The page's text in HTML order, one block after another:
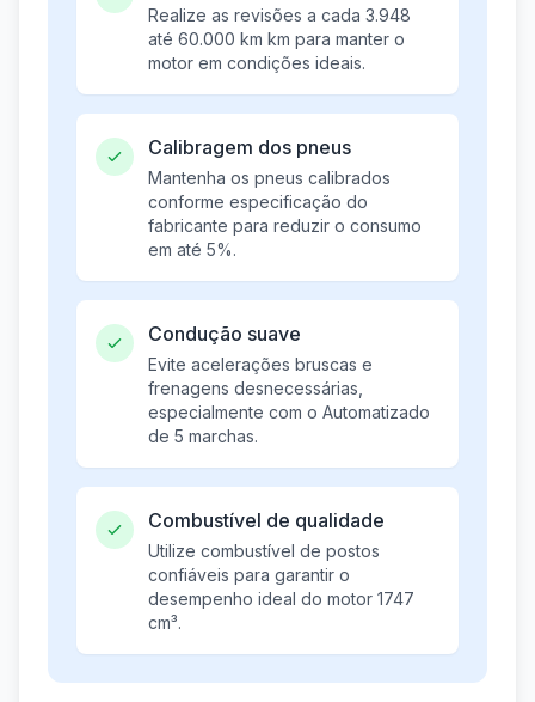
Realize as revisões a cada 3.948
até 60.000 km km para manter o
motor em condições ideais.
Calibragem dos pneus
Mantenha os pneus calibrados
conforme especificação do
fabricante para reduzir o consumo
em até 5%.
Condução suave
Evite acelerações bruscas e
frenagens desnecessárias,
especialmente com o Automatizado
de 5 marchas.
Combustível de qualidade
Utilize combustível de postos
confiáveis para garantir o
desempenho ideal do motor 1747
cm³.